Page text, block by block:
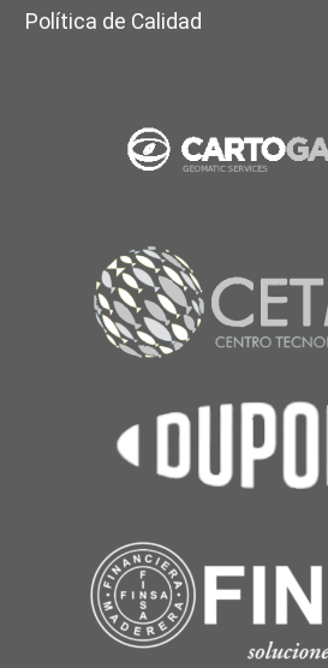
Política de Calidad